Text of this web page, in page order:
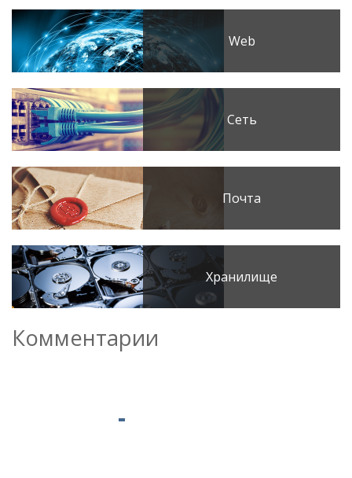
Web
Сеть
Почта
Хранилище
Комментарии